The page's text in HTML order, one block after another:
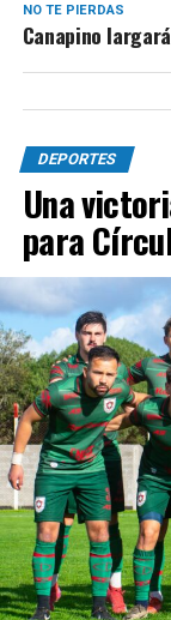
NO TE PIERDAS
Canapino
DEPORTES
Una
para